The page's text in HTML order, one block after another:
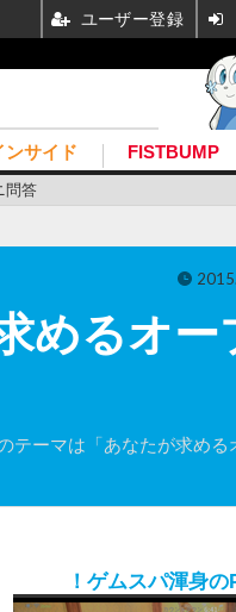
問答
ンサイド FISTBUMP
めるオー
テーマは「あなたが求める
！ゲムスパ渾身の
ユーザー登録